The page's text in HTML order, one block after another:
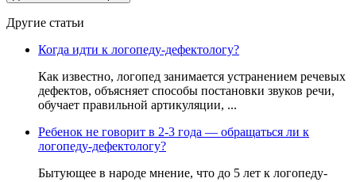
Другие статьи
Когда идти к логопеду-дефектологу?
Как известно, логопед занимается устранением речевых
дефектов, объясняет способы постановки звуков речи,
обучает правильной артикуляции, ...
Ребенок не говорит в 2-3 года — обращаться ли к
логопеду-дефектологу?
Бытующее в народе мнение, что до 5 лет к логопеду-